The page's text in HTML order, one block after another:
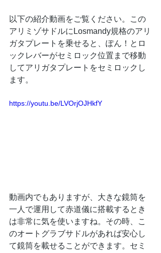
以下の紹介動画をご覧ください。この
アリミゾサドルにLosmandy規格のアリ
ガタプレートを乗せると、ぽん！とロ
ックレバーがセミロック位置まで移動
してアリガタプレートをセミロックし
ます。
https://youtu.be/LVOrjOJHkfY
動画内でもありますが、大きな鏡筒を
一人で運用して赤道儀に搭載するとき
は非常に気を使いますね。その時、こ
のオートグラブサドルがあれば安心し
て鏡筒を載せることができます。セミ